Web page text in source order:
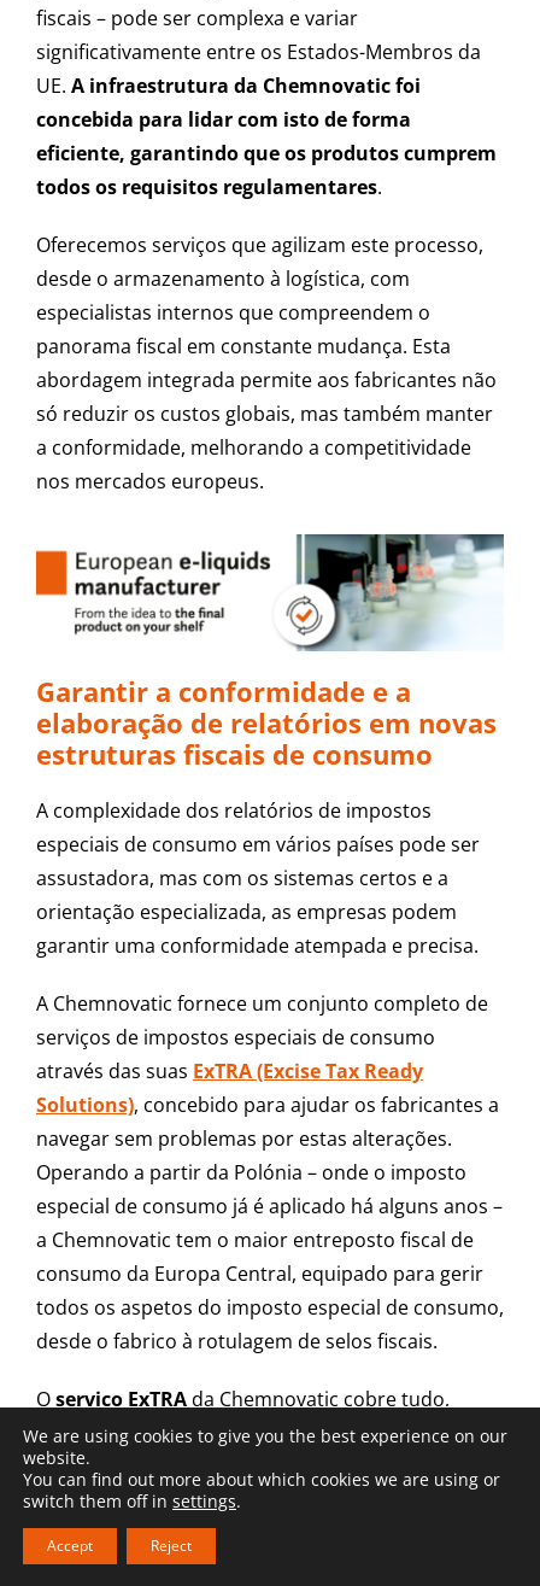
fiscais – pode ser complexa e variar
significativamente entre os Estados-Membros da
UE. A infraestrutura da Chemnovatic foi
concebida para lidar com isto de forma
eficiente, garantindo que os produtos cumprem
todos os requisitos regulamentares.
Oferecemos serviços que agilizam este processo,
desde o armazenamento à logística, com
especialistas internos que compreendem o
panorama fiscal em constante mudança. Esta
abordagem integrada permite aos fabricantes não
só reduzir os custos globais, mas também manter
a conformidade, melhorando a competitividade
nos mercados europeus.
Garantir a conformidade e a
elaboração de relatórios em novas
estruturas fiscais de consumo
A complexidade dos relatórios de impostos
especiais de consumo em vários países pode ser
assustadora, mas com os sistemas certos e a
orientação especializada, as empresas podem
garantir uma conformidade atempada e precisa.
A Chemnovatic fornece um conjunto completo de
serviços de impostos especiais de consumo
através das suas ExTRA (Excise Tax Ready
Solutions), concebido para ajudar os fabricantes a
navegar sem problemas por estas alterações.
Operando a partir da Polónia – onde o imposto
especial de consumo já é aplicado há alguns anos –
a Chemnovatic tem o maior entreposto fiscal de
consumo da Europa Central, equipado para gerir
todos os aspetos do imposto especial de consumo,
desde o fabrico à rotulagem de selos fiscais.
Oserviço ExTRAda Chemnovatic cobre tudo,
desde consultas sobre regulamentos de impostos
especiais de consumo específicos de cada país até
ao tratamento de todo o processo de
comunicação de clientes. Isto inclui a
selo fiscal, garantindo que os seus produtos estão
We are using cookies to give you the best experience on our
website.
You can find out more about which cookies we are using or
switch them off in settings.
Accept Reject